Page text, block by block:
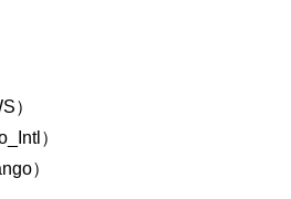
）
）
）